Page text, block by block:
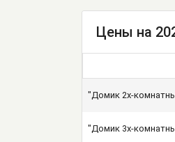
Цены на
"Домик 2х-
"Домик 3х-